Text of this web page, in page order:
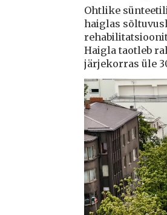
Ohtlike
haiglas
Haigla taotleb
järjekorras üle